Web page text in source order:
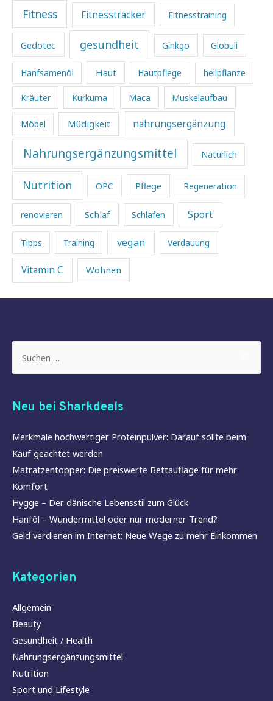
Fitness Fitnesstracker Fitnesstraining
Gedotec gesundheit Ginkgo Globuli
Hanfsamenöl Haut Hautpflege heilpflanze
Kräuter Kurkuma Maca Muskelaufbau
Möbel Müdigkeit nahrungsergänzung
Nahrungsergänzungsmittel Natürlich
Nutrition OPC Pflege Regeneration
renovieren Schlaf Schlafen Sport
Tipps Training vegan Verdauung
Vitamin C Wohnen
nach:
Neu bei Sharkdeals
Merkmale hochwertiger Proteinpulver: Darauf sollte beim
Kauf geachtet werden
Matratzentopper: Die preiswerte Bettauflage für mehr
Komfort
Hygge – Der dänische Lebensstil zum Glück
Hanföl – Wundermittel oder nur moderner Trend?
Geld verdienen im Internet: Neue Wege zu mehr Einkommen
Kategorien
Allgemein
Beauty
Gesundheit / Health
Nahrungsergänzungsmittel
Nutrition
Sport und Lifestyle